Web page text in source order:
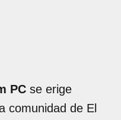
PC se erige
comunidad de El